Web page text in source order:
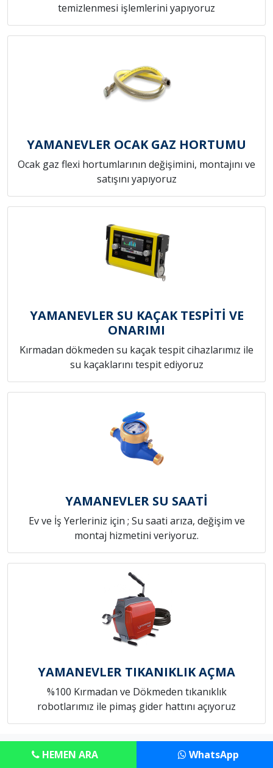
temizlenmesi işlemlerini yapıyoruz
YAMANEVLER OCAK GAZ HORTUMU
Ocak gaz flexi hortumlarının değişimini, montajını ve
satışını yapıyoruz
YAMANEVLER SU KAÇAK TESPİTİ VE
ONARIMI
Kırmadan dökmeden su kaçak tespit cihazlarımız ile
su kaçaklarını tespit ediyoruz
YAMANEVLER SU SAATİ
Ev ve İş Yerleriniz için ; Su saati arıza, değişim ve
montaj hizmetini veriyoruz.
YAMANEVLER TIKANIKLIK AÇMA
%100 Kırmadan ve Dökmeden tıkanıklık
robotlarımız ile pimaş gider hattını açıyoruz
HEMEN ARA WhatsApp
Copyright © Anadolu Tesisat Servisi